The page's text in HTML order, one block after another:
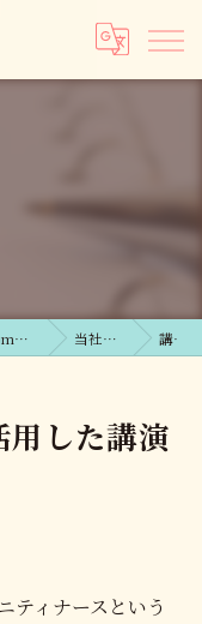
ウェルビーイングなライフコンサルならCommunity life-care合同会社 当社の特徴 講演
用した講演
ティナースという